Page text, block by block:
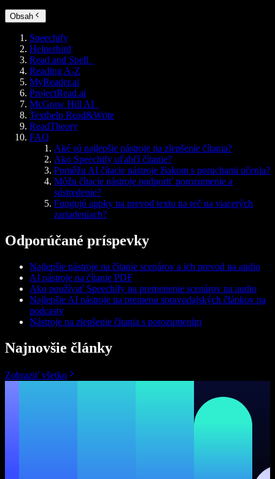
Obsah
Speechify
Helperbird
Read and Spell
Reading A-Z
MyReader.ai
ProjectRead.ai
McGraw Hill AI
Texthelp Read&Write
ReadTheory
FAQ
Aké sú najlepšie nástroje na zlepšenie čítania?
Ako Speechify uľahčí čítanie?
Pomôžu AI čítacie nástroje žiakom s poruchami učenia?
Môžu čítacie nástroje podporiť porozumenie a
sústredenie?
Fungujú appky na prevod textu na reč na viacerých
zariadeniach?
Odporúčané príspevky
Najlepšie nástroje na čítanie scenárov a ich prevod na audio
AI nástroje na čítanie PDF
Ako používať Speechify na premenenie scenárov na audio
Najlepšie AI nástroje na premenu spravodajských článkov na
podcasty
Nástroje na zlepšenie čítania s porozumením
Najnovšie články
Zobraziť všetko